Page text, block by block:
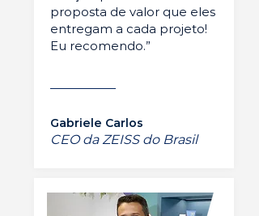
proposta de valor que eles
entregam a cada projeto!
Eu recomendo.”
Gabriele Carlos
CEO da ZEISS do Brasil